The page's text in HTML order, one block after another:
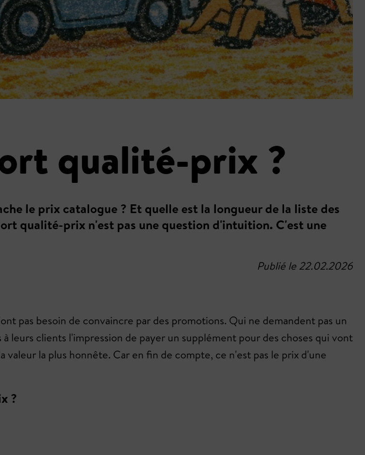
qualité-prix ?
le prix catalogue ? Et quelle est la longueur de la liste des
qualité-prix n'est pas une question d'intuition. C'est une
Publié le 22.02.2026
pas besoin de convaincre par des promotions. Qui ne demandent pas un
leurs clients l'impression de payer un supplément pour des choses qui vont
valeur la plus honnête. Car en fin de compte, ce n'est pas le prix d'une
?